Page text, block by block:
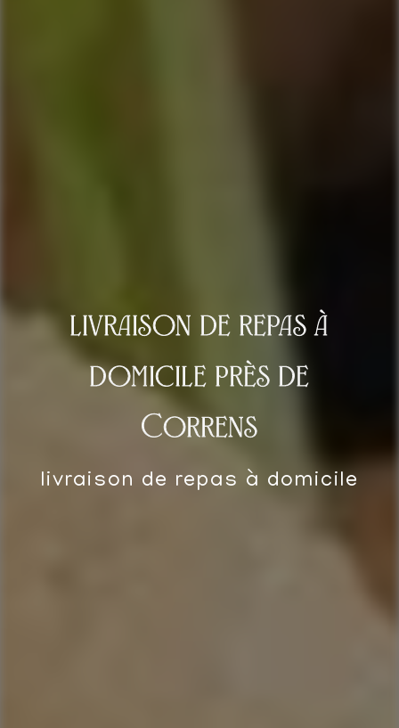
livraison de repas à
domicile près de
Correns
livraison de repas à domicile